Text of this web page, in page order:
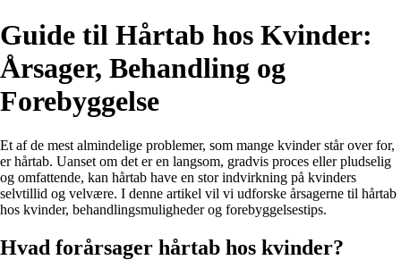
Guide til Hårtab hos Kvinder:
Årsager, Behandling og
Forebyggelse
Et af de mest almindelige problemer, som mange kvinder står over for,
er hårtab. Uanset om det er en langsom, gradvis proces eller pludselig
og omfattende, kan hårtab have en stor indvirkning på kvinders
selvtillid og velvære. I denne artikel vil vi udforske årsagerne til hårtab
hos kvinder, behandlingsmuligheder og forebyggelsestips.
Hvad forårsager hårtab hos kvinder?